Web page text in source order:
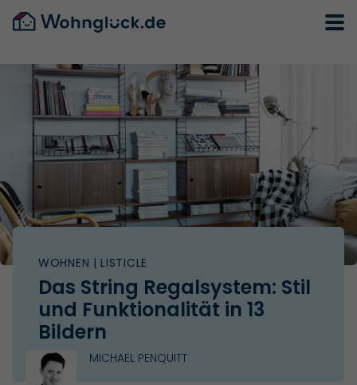
WOHNEN | LISTICLE
Das String Regalsystem: Stil
und Funktionalität in 13
Bildern
MICHAEL PENQUITT